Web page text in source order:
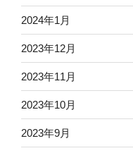
2024年1月
2023年12月
2023年11月
2023年10月
2023年9月